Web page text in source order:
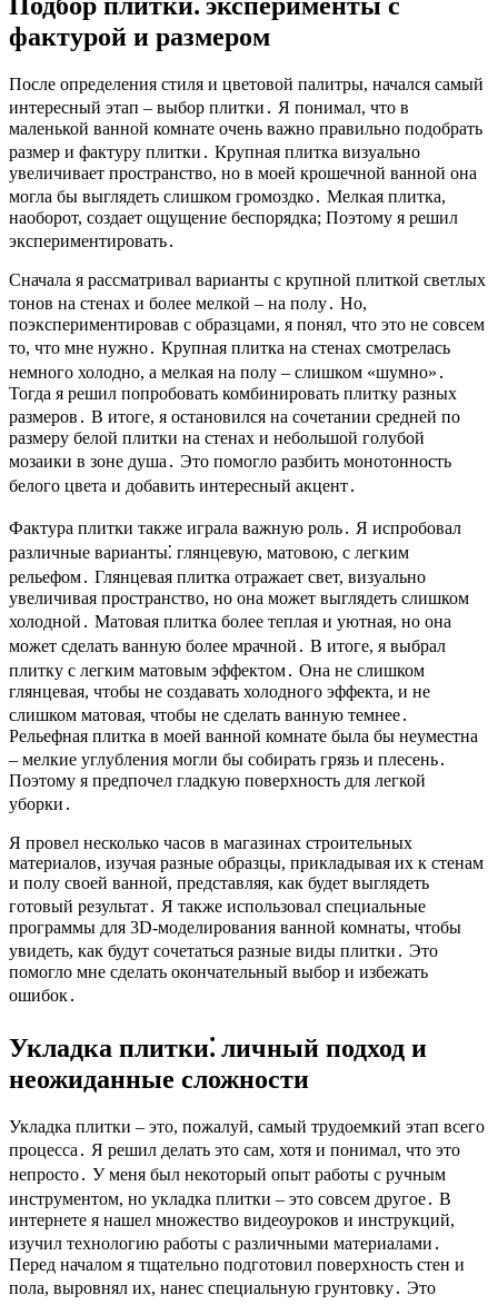
фактурой и размером
После определения стиля и цветовой палитры, начался самый
интересный этап – выбор плитки․ Я понимал, что в
маленькой ванной комнате очень важно правильно подобрать
размер и фактуру плитки․ Крупная плитка визуально
увеличивает пространство, но в моей крошечной ванной она
могла бы выглядеть слишком громоздко․ Мелкая плитка,
наоборот, создает ощущение беспорядка; Поэтому я решил
экспериментировать․
Сначала я рассматривал варианты с крупной плиткой светлых
тонов на стенах и более мелкой – на полу․ Но,
поэкспериментировав с образцами, я понял, что это не совсем
то, что мне нужно․ Крупная плитка на стенах смотрелась
немного холодно, а мелкая на полу – слишком «шумно»․
Тогда я решил попробовать комбинировать плитку разных
размеров․ В итоге, я остановился на сочетании средней по
размеру белой плитки на стенах и небольшой голубой
мозаики в зоне душа․ Это помогло разбить монотонность
белого цвета и добавить интересный акцент․
Фактура плитки также играла важную роль․ Я испробовал
различные варианты⁚ глянцевую, матовою, с легким
рельефом․ Глянцевая плитка отражает свет, визуально
увеличивая пространство, но она может выглядеть слишком
холодной․ Матовая плитка более теплая и уютная, но она
может сделать ванную более мрачной․ В итоге, я выбрал
плитку с легким матовым эффектом․ Она не слишком
глянцевая, чтобы не создавать холодного эффекта, и не
слишком матовая, чтобы не сделать ванную темнее․
Рельефная плитка в моей ванной комнате была бы неуместна
– мелкие углубления могли бы собирать грязь и плесень․
Поэтому я предпочел гладкую поверхность для легкой
уборки․
Я провел несколько часов в магазинах строительных
материалов, изучая разные образцы, прикладывая их к стенам
и полу своей ванной, представляя, как будет выглядеть
готовый результат․ Я также использовал специальные
программы для 3D-моделирования ванной комнаты, чтобы
увидеть, как будут сочетаться разные виды плитки․ Это
помогло мне сделать окончательный выбор и избежать
ошибок․
Укладка плитки⁚ личный подход и
неожиданные сложности
Укладка плитки – это, пожалуй, самый трудоемкий этап всего
процесса․ Я решил делать это сам, хотя и понимал, что это
непросто․ У меня был некоторый опыт работы с ручным
инструментом, но укладка плитки – это совсем другое․ В
интернете я нашел множество видеоуроков и инструкций,
изучил технологию работы с различными материалами․
Перед началом я тщательно подготовил поверхность стен и
пола, выровнял их, нанес специальную грунтовку․ Это